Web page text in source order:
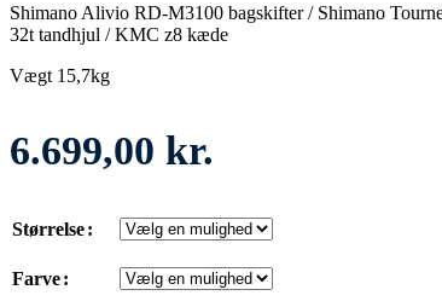
Shimano Alivio RD-M3100 bagskifter / Shimano
32t tandhjul / KMC z8 kæde
Vægt 15,7kg
6.699,00 kr.
Størrelse
Farve